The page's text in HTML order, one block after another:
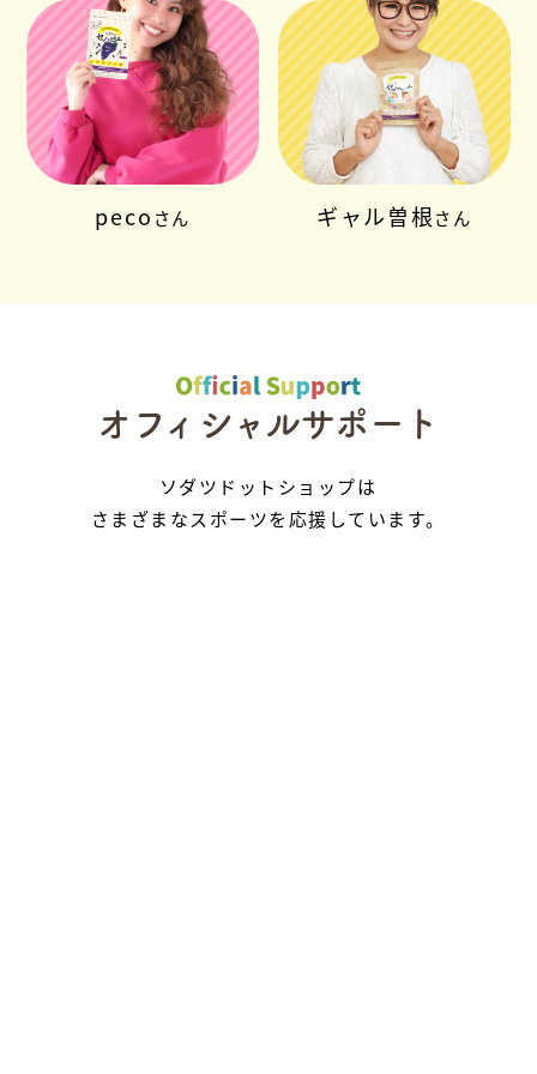
peco さん ギャル曽根さん
オフィシャルサポート
ソダツドットショップは
さまざまなスポーツを応援しています。